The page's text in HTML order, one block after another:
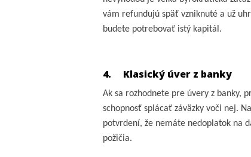
vám refundujú späť vzniknuté a už
budete potrebovať istý kapitál.
4. Klasický úver z banky
Ak sa rozhodnete pre úvery z banky,
schopnosť splácať záväzky voči nej.
potvrdení, že nemáte nedoplatok na
požičia.